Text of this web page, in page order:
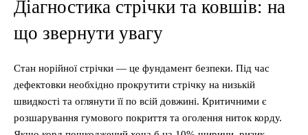
Діагностика стрічки та ковшів: на
що звернути увагу
Стан норійної стрічки — це фундамент безпеки. Під час
дефектовки необхідно прокрутити стрічку на низькій
швидкості та оглянути її по всій довжині. Критичними є
розшарування гумового покриття та оголення ниток корду.